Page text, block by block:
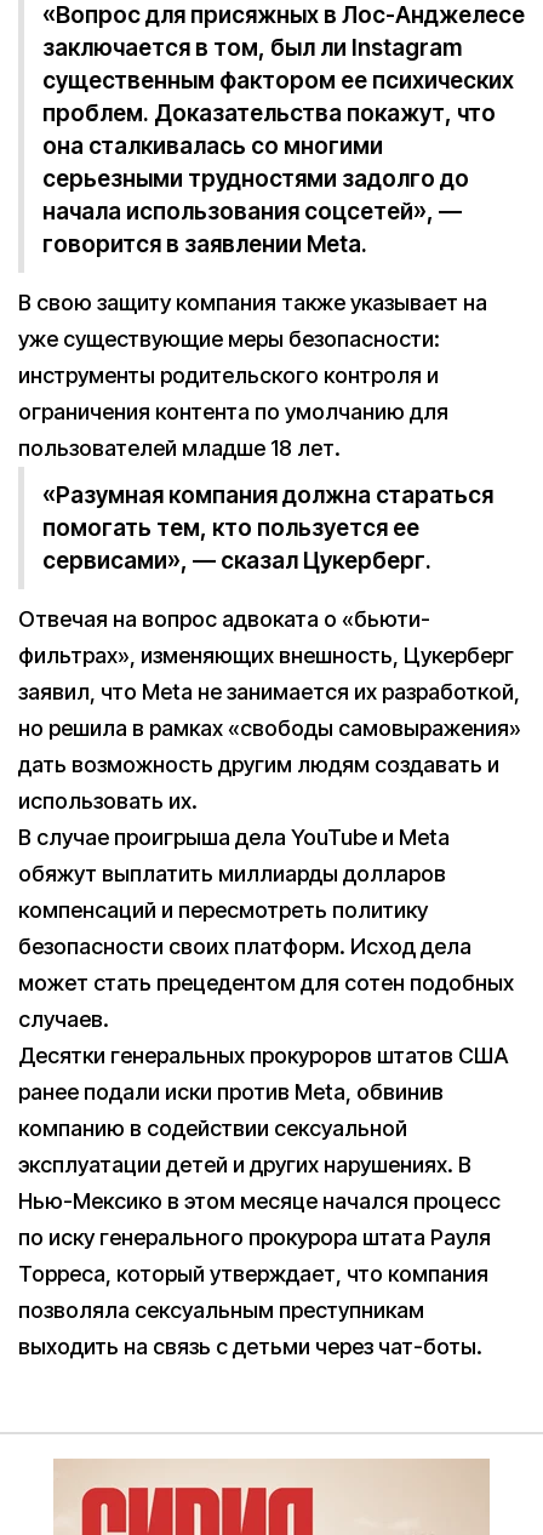
«Вопрос для присяжных в Лос-Анджелесе
заключается в том, был ли Instagram
существенным фактором ее психических
проблем. Доказательства покажут, что
она сталкивалась со многими
серьезными трудностями задолго до
начала использования соцсетей», —
говорится в заявлении Meta.
В свою защиту компания также указывает на
уже существующие меры безопасности:
инструменты родительского контроля и
ограничения контента по умолчанию для
пользователей младше 18 лет.
«Разумная компания должна стараться
помогать тем, кто пользуется ее
сервисами», — сказал Цукерберг.
Отвечая на вопрос адвоката о «бьюти-
фильтрах», изменяющих внешность, Цукерберг
заявил, что Meta не занимается их разработкой,
но решила в рамках «свободы самовыражения»
дать возможность другим людям создавать и
использовать их.
В случае проигрыша дела YouTube и Meta
обяжут выплатить миллиарды долларов
компенсаций и пересмотреть политику
безопасности своих платформ. Исход дела
может стать прецедентом для сотен подобных
случаев.
Десятки генеральных прокуроров штатов США
ранее подали иски против Meta, обвинив
компанию в содействии сексуальной
эксплуатации детей и других нарушениях. В
Нью-Мексико в этом месяце начался процесс
по иску генерального прокурора штата Рауля
Торреса, который утверждает, что компания
позволяла сексуальным преступникам
выходить на связь с детьми через чат-боты.